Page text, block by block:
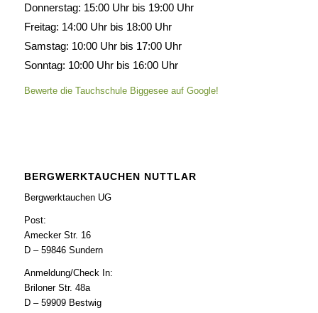
Donnerstag: 15:00 Uhr bis 19:00 Uhr
Freitag: 14:00 Uhr bis 18:00 Uhr
Samstag: 10:00 Uhr bis 17:00 Uhr
Sonntag: 10:00 Uhr bis 16:00 Uhr
Bewerte die Tauchschule Biggesee auf Google!
BERGWERKTAUCHEN NUTTLAR
Bergwerktauchen UG
Post:
Amecker Str. 16
D – 59846 Sundern
Anmeldung/Check In:
Briloner Str. 48a
D – 59909 Bestwig